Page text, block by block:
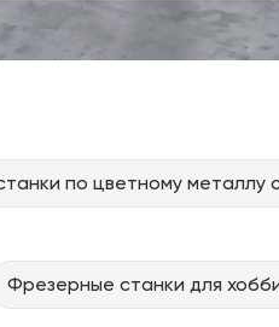
по цветному металлу
Фрезерные станки для